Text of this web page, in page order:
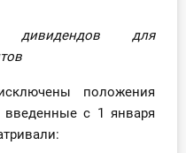
дивидендов для
положения
введенные с 1 января